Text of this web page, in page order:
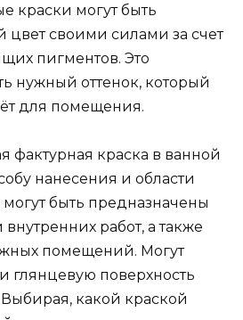
краски могут быть
своими силами за счет
пигментов. Это
нужный оттенок, который
для помещения.
фактурная краска в ванной
нанесения и области
быть предназначены
работ, а также
помещений. Могут
глянцевую поверхность
какой краской